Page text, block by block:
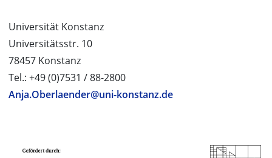
Universität Konstanz
Universitätsstr. 10
78457 Konstanz
Tel.: +49 (0)7531 / 88-2800
Anja.Oberlaender@uni-konstanz.de